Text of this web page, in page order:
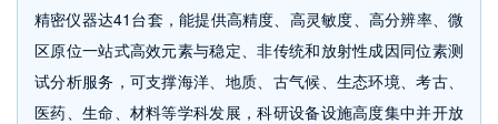
精密仪器达41 台套，能提供高精度、高灵敏度、高分辨率、微
区原位一站式高效元素与稳定、非传统和放射性成因同位素测
试分析服务 ，可支撑海洋、地质、古气候、生态环境、考古、
医药、生命、材料等学科发展，科研设备设施高度集中并开放